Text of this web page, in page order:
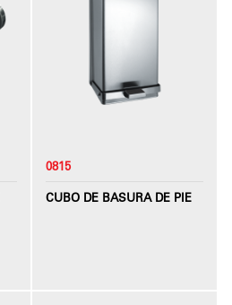
0815
CUBO DE BASURA DE PIE